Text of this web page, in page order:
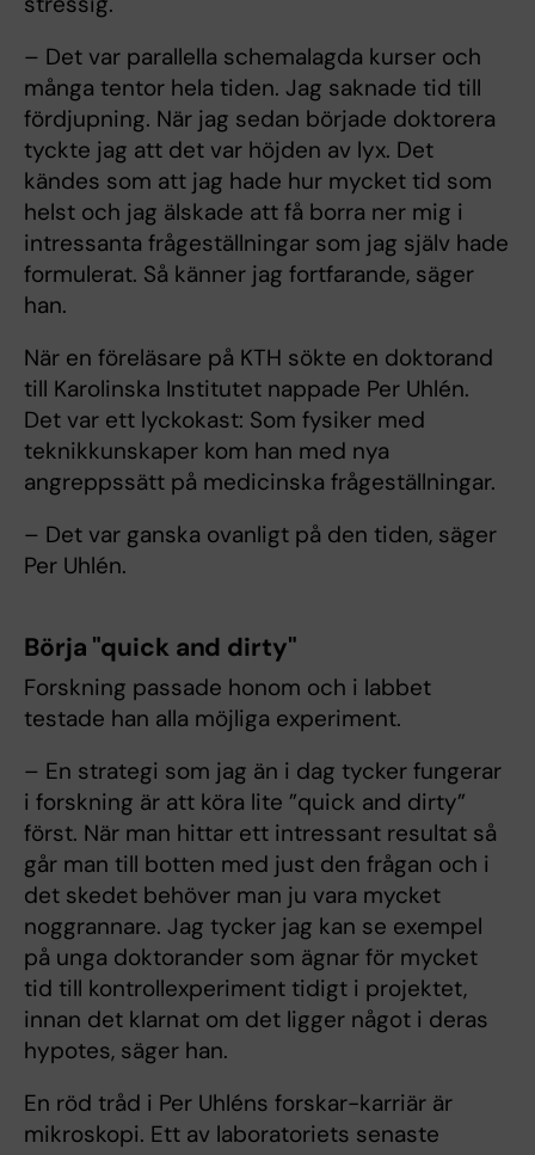
– Det var parallella schemalagda kurser och
många tentor hela tiden. Jag saknade tid till
fördjupning. När jag sedan började doktorera
tyckte jag att det var höjden av lyx. Det
kändes som att jag hade hur mycket tid som
helst och jag älskade att få borra ner mig i
intressanta frågeställningar som jag själv hade
formulerat. Så känner jag fortfarande, säger
han.
När en föreläsare på KTH sökte en doktorand
till Karolinska Institutet nappade Per Uhlén.
Det var ett lyckokast: Som fysiker med
teknikkunskaper kom han med nya
angreppssätt på medicinska frågeställningar.
– Det var ganska ovanligt på den tiden, säger
Per Uhlén.
Börja "quick and dirty"
Forskning passade honom och i labbet
testade han alla möjliga experiment.
– En strategi som jag än i dag tycker fungerar
i forskning är att köra lite ”quick and dirty”
först. När man hittar ett intressant resultat så
går man till botten med just den frågan och i
det skedet behöver man ju vara mycket
noggrannare. Jag tycker jag kan se exempel
på unga doktorander som ägnar för mycket
tid till kontrollexperiment tidigt i projektet,
innan det klarnat om det ligger något i deras
hypotes, säger han.
En röd tråd i Per Uhléns forskar-karriär är
mikroskopi. Ett av laboratoriets senaste